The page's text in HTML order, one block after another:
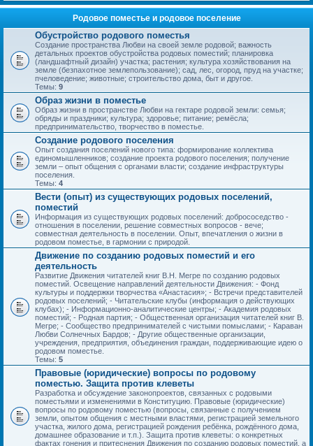
Родовое поместье и родовое поселение
Обустройство родового поместья
Создание пространства Любви на своей земле родовой; важность
детальных проектов обустройства родовых поместий; планировка
(ландшафтный дизайн) участка; растения; культура хозяйствования на
земле (безпахотное землепользование); сад, лес, огород, пруд на участке;
пчеловедение; животные; строительство дома, быт и другое.
Темы: 9
Образ жизни в поместье
Образ жизни в пространстве Любви на гектаре родовой земли: семья;
обряды и праздники; культура; здоровье; питание; ремёсла;
предпринимательство, творчество в поместье.
Создание родового поселения
Опыт создания поселений нового типа: формирование коллектива
единомышленников; создание проекта родового поселения; получение
земли – опыт общения с органами власти; создание инфраструктуры
поселения.
Темы: 4
Вести (опыт) из существующих родовых поселений,
поместий
Информация из существующих родовых поселений: добрососедство -
отношения в поселении, решение совместных вопросов - вече;
совместная деятельность в поселении. Опыт, впечатления о жизни в
родовом поместье, в гармонии с природой.
Движение по созданию родовых поместий и его
деятельность
Развитие Движения читателей книг В.Н. Мегре по созданию родовых
поместий. Освещение направлений деятельности Движения: - Фонд
культуры и поддержки творчества «Анастасия»; - Встречи представителей
родовых поселений; - Читательские клубы (информация о действующих
клубах); - Информационно-аналитические центры; - Академия родовых
поместий; - Родная партия; - Общественная организация читателей книг В.
Мегре; - Сообщество предпринимателей с чистыми помыслами; - Караван
Любви Солнечных Бардов; - Другие общественные организации,
учреждения, предприятия, объединения граждан, поддерживающие идею о
родовом поместье.
Темы: 5
Правовые (юридические) вопросы по родовому
поместью. Защита против клеветы
Разработка и обсуждение законопроектов, связанных с родовыми
поместьями и изменениями в Конституцию. Правовые (юридические)
вопросы по родовому поместью (вопросы, связанные с получением
земли, опытом общения с местными властями, регистрацией земельного
участка, жилого дома, регистрацией рождения ребёнка, рождённого дома,
домашнее образование и т.п.). Защита против клеветы: о конкретных
фактах гонения и притеснения Движения по созданию родовых поместий, а